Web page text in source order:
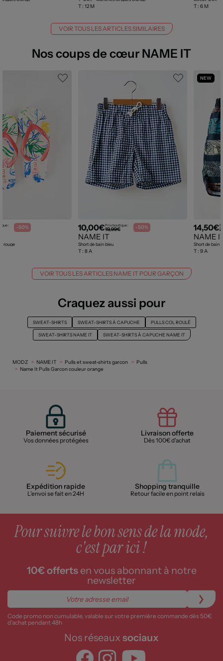
T : 12 M T : 6 M
VOIR TOUS LES ARTICLES SIMILAIRES
Nos coups de cœur NAME IT
: -50%
rouge
10,00€Prix boutique :
19,99€ -50%
NAME IT
Short de bain bleu
T : 8 A
NEW
14,50€
NAME
Short de bain
T : 9 A
VOIR TOUS LES ARTICLES NAME IT POUR GARÇON
Craquez aussi pour
SWEAT-SHIRTS SWEAT-SHIRTS À CAPUCHE PULLS COL ROULÉ
SWEAT-SHIRTS NAME IT SWEAT-SHIRTS À CAPUCHE NAME IT
MODZ NAME IT Pulls et sweat-shirts garcon
Pulls
Name It Pulls Garcon couleur orange
Paiement sécurisé
Vos données protégées
Livraison offerte
Dès 100€ d'achat
Expédition rapide
L'envoi se fait en 24H
Shopping tranquille
Retour facile en point relais
Pour suivre le bon sens de la mode,
c'est par ici !
10€ offertsen vous abonnant à notre
newsletter
Code promo non cumulable, valable sur votre première commande dès 50€
d’achat pendant 48h
Nos réseaux sociaux